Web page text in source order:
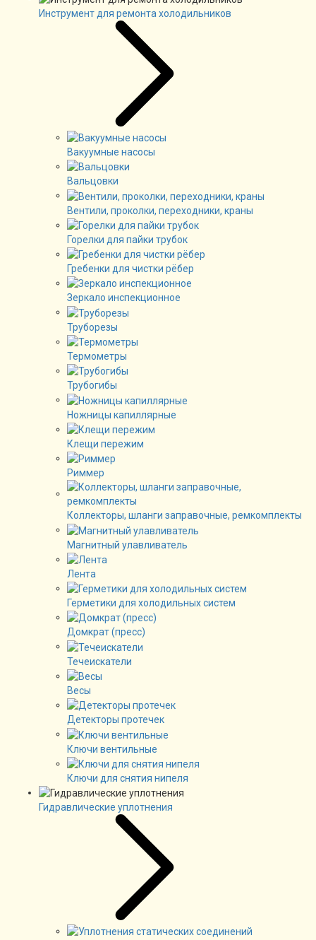
Инструмент для ремонта холодильников
Вакуумные насосы
Вальцовки
Вентили, проколки, переходники, краны
Горелки для пайки трубок
Гребенки для чистки рёбер
Зеркало инспекционное
Труборезы
Термометры
Трубогибы
Ножницы капиллярные
Клещи пережим
Риммер
Коллекторы, шланги заправочные, ремкомплекты
Магнитный улавливатель
Лента
Герметики для холодильных систем
Домкрат (пресс)
Течеискатели
Весы
Детекторы протечек
Ключи вентильные
Ключи для снятия нипеля
Гидравлические уплотнения